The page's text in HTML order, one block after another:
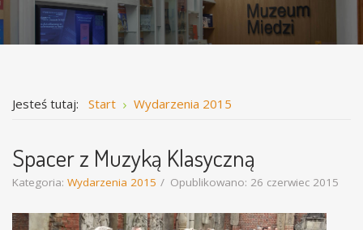
Jesteś tutaj: Start Wydarzenia 2015
Spacer z Muzyką Klasyczną
Kategoria: Wydarzenia 2015 Opublikowano: 26 czerwiec 2015